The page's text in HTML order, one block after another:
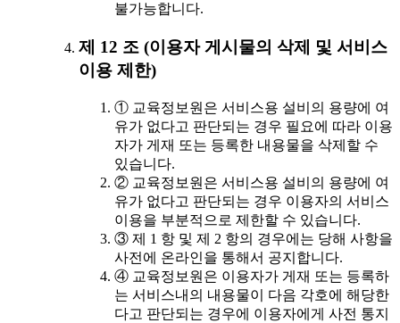
불가능합니다.
제 12 조 (이용자 게시물의 삭제 및 서비스
이용 제한)
① 교육정보원은 서비스용 설비의 용량에 여
유가 없다고 판단되는 경우 필요에 따라 이용
자가 게재 또는 등록한 내용물을 삭제할 수
있습니다.
② 교육정보원은 서비스용 설비의 용량에 여
유가 없다고 판단되는 경우 이용자의 서비스
이용을 부분적으로 제한할 수 있습니다.
③ 제 1 항 및 제 2 항의 경우에는 당해 사항을
사전에 온라인을 통해서 공지합니다.
④ 교육정보원은 이용자가 게재 또는 등록하
는 서비스내의 내용물이 다음 각호에 해당한
다고 판단되는 경우에 이용자에게 사전 통지